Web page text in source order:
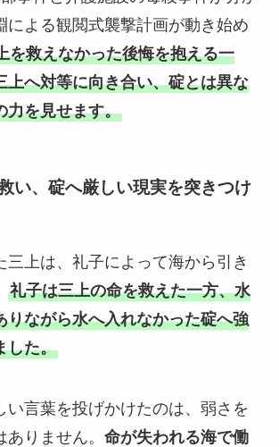
による観閲式襲撃計画が動き始め
を救えなかった後悔を抱える一
上へ対等に向き合い、碇とは異な
力を見せます。
い、碇へ厳しい現実を突きつけ
三上は、礼子によって海から引き
礼子は三上の命を救えた一方、水
りながら水へ入れなかった碇へ強
した。
い言葉を投げかけたのは、弱さを
りません。 命が失われる海で働